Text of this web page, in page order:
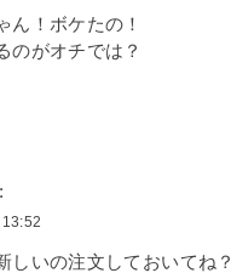
ん！ボケたの！
のがオチでは？
しいの注文しておいてね？